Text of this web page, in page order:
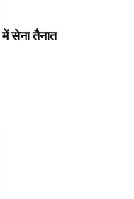
में सेना तैनात